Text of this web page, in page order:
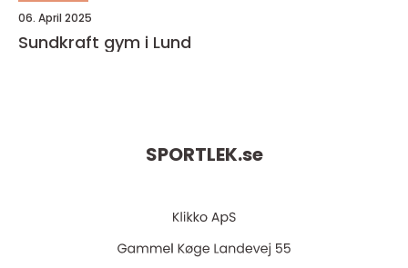
06. April 2025
Sundkraft gym i Lund
SPORTLEK.se